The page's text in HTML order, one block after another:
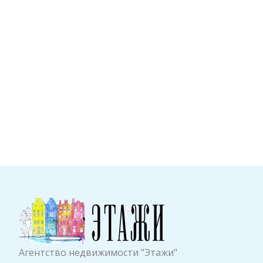
Агентство недвижимости "Этажи"